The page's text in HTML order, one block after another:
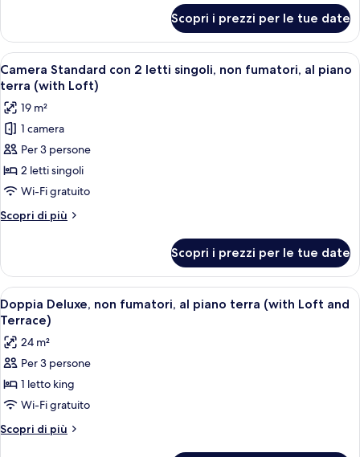
terra
(with
Loft)
Superior,
non
fumatori,
al
terra
(with
Loft)
Scopri i prezzi per le tue date
Apri
tutte
le
foto
per
Camera
Standard
con
2
letti
non
fumatori,
al
piano
terra
(with
Loft)
Una camera d'albergo moderna
4
Camera Standard con 2 letti singoli, non fumatori, al piano
terra (with Loft)
19 m²
1 camera
Per 3 persone
2 letti singoli
Wi-Fi gratuito
Scopri di più
Altri
Standard
con
2
letti
non
fumatori,
piano
terra
Loft)
Scopri i prezzi per le tue date
Apri
tutte
le
foto
per
Doppia
Deluxe,
non
Una moderna camera d'albergo
6
Doppia Deluxe, non fumatori, al piano terra (with Loft and
Terrace)
24 m²
Per 3 persone
1 letto king
Wi-Fi gratuito
Scopri di più
Altri